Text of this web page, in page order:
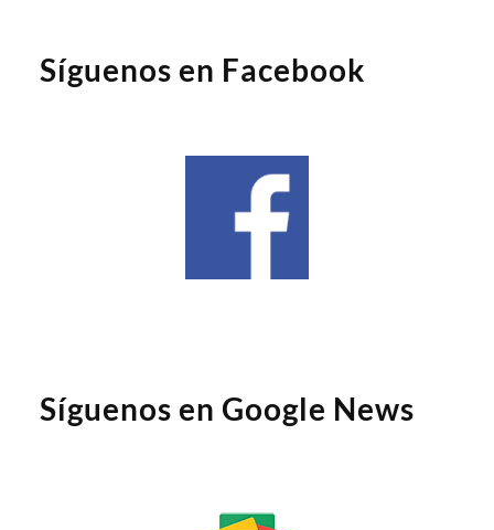
Síguenos en Facebook
Síguenos en Google News